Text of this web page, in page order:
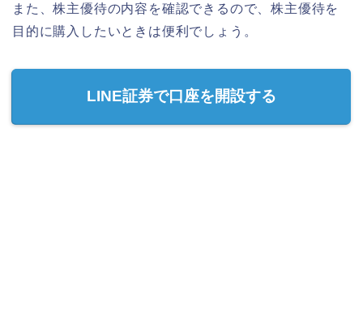
また、株主優待の内容を確認できるので、株主優待を
目的に購入したいときは便利でしょう。
LINE証券で口座を開設する